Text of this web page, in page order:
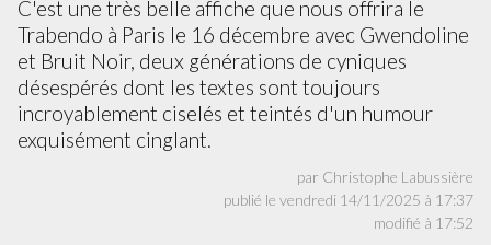
C'est une très belle affiche que nous offrira le
Trabendo à Paris le 16 décembre avec Gwendoline
et Bruit Noir, deux générations de cyniques
désespérés dont les textes sont toujours
incroyablement ciselés et teintés d'un humour
exquisément cinglant.
par Christophe Labussière
publié le vendredi 14/11/2025 à 17:37
modifié à 17:52